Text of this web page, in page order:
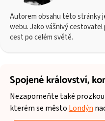
Autorem obsahu této stránky
webu. Jako vášnivý
cest po celém světě.
Spojené království,
Nezapomeňte také
kterém se město Londýn